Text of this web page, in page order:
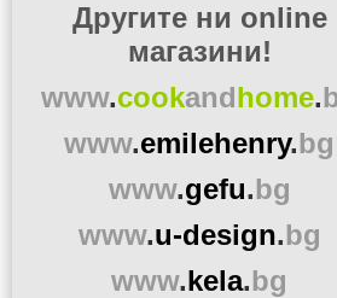
Другите ни online
магазини!
www.cookandhome.
www.emilehenry.bg
www.gefu.bg
www.u-design.bg
www.kela.bg